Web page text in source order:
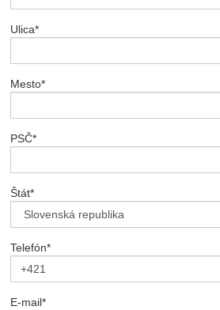
Ulica*
Mesto*
PSČ*
Štát*
Telefón*
E-mail*